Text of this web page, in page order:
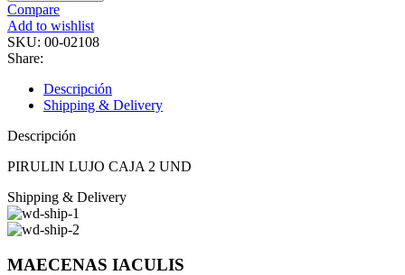
Compare
Add to wishlist
SKU: 00-02108
Share:
Descripción
Shipping & Delivery
Descripción
PIRULIN LUJO CAJA 2 UND
Shipping & Delivery
MAECENAS IACULIS